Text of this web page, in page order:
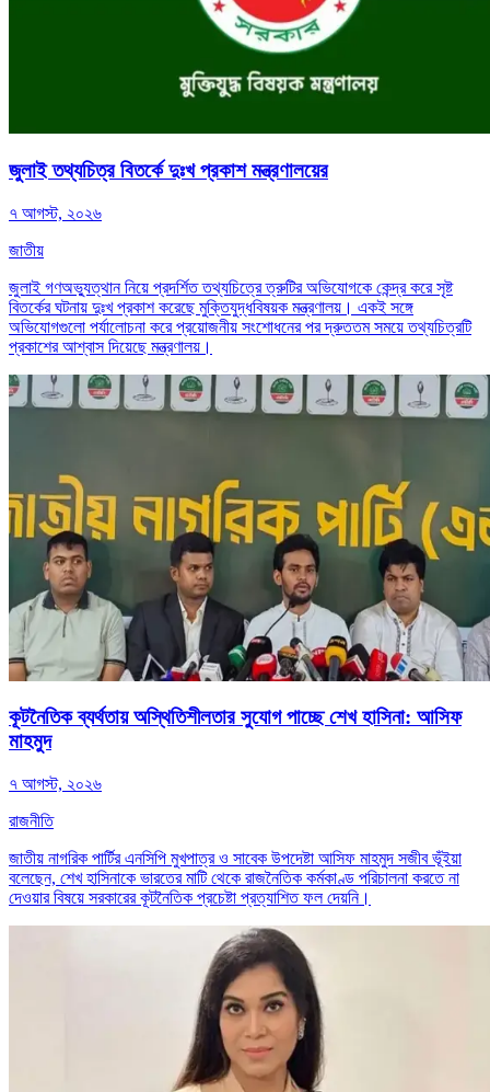
জুলাই তথ্যচিত্র বিতর্কে দুঃখ প্রকাশ মন্ত্রণালয়ের
৭ আগস্ট, ২০২৬
জাতীয়
জুলাই গণঅভ্যুত্থান নিয়ে প্রদর্শিত তথ্যচিত্রে ত্রুটির অভিযোগকে কেন্দ্র করে সৃষ্ট
বিতর্কের ঘটনায় দুঃখ প্রকাশ করেছে মুক্তিযুদ্ধবিষয়ক মন্ত্রণালয়। একই সঙ্গে
অভিযোগগুলো পর্যালোচনা করে প্রয়োজনীয় সংশোধনের পর দ্রুততম সময়ে তথ্যচিত্রটি
প্রকাশের আশ্বাস দিয়েছে মন্ত্রণালয়।
কূটনৈতিক ব্যর্থতায় অস্থিতিশীলতার সুযোগ পাচ্ছে শেখ হাসিনা: আসিফ
মাহমুদ
৭ আগস্ট, ২০২৬
রাজনীতি
জাতীয় নাগরিক পার্টির এনসিপি মুখপাত্র ও সাবেক উপদেষ্টা আসিফ মাহমুদ সজীব ভূঁইয়া
বলেছেন, শেখ হাসিনাকে ভারতের মাটি থেকে রাজনৈতিক কর্মকাণ্ড পরিচালনা করতে না
দেওয়ার বিষয়ে সরকারের কূটনৈতিক প্রচেষ্টা প্রত্যাশিত ফল দেয়নি।